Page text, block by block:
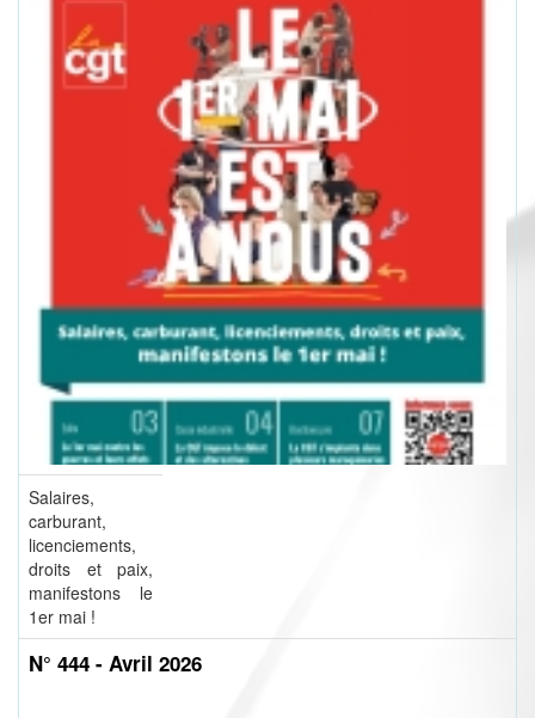
Salaires,
carburant,
licenciements,
droits et paix,
manifestons le
1er mai !
N° 444 - Avril 2026